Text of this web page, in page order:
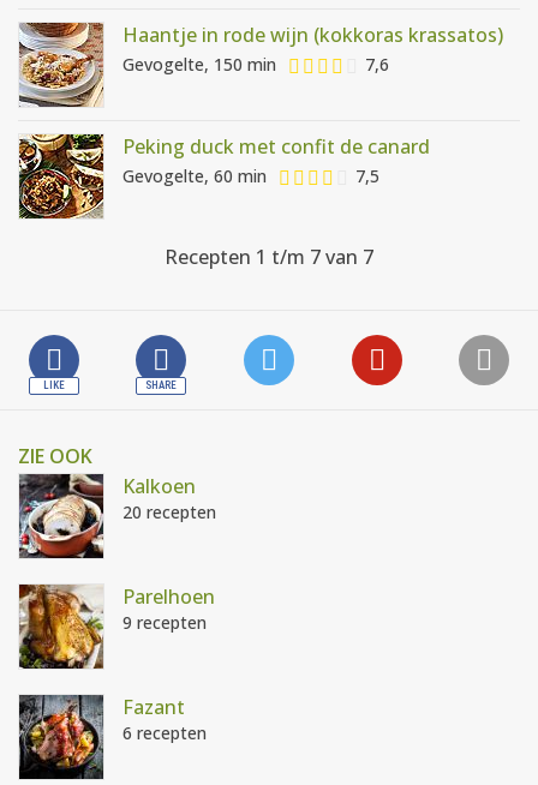
Haantje in rode wijn (kokkoras krassatos)
Gevogelte, 150 min 7,6
Peking duck met confit de canard
Gevogelte, 60 min 7,5
Recepten 1 t/m 7 van 7
ZIE OOK
Kalkoen
20 recepten
Parelhoen
9 recepten
Fazant
6 recepten